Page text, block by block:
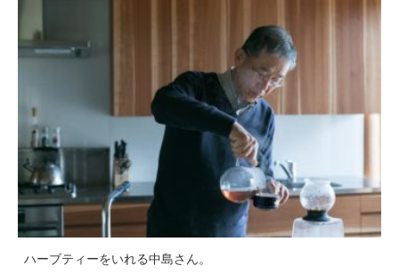
ハーブティーをいれる中島さん。